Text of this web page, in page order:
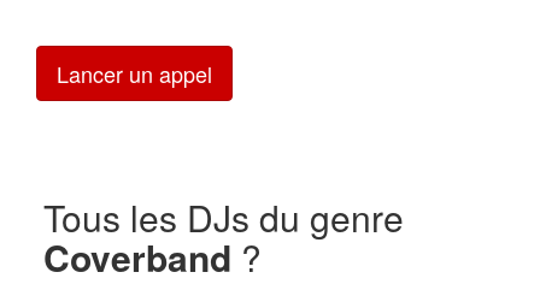
Lancer un appel
Tous les DJs du genre
Coverband ?